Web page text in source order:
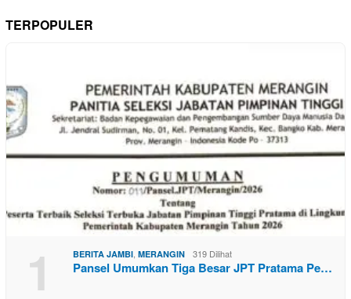
TERPOPULER
1 BERITA JAMBI, MERANGIN 319 Dilihat
Pansel Umumkan Tiga Besar JPT Pratama Pe…